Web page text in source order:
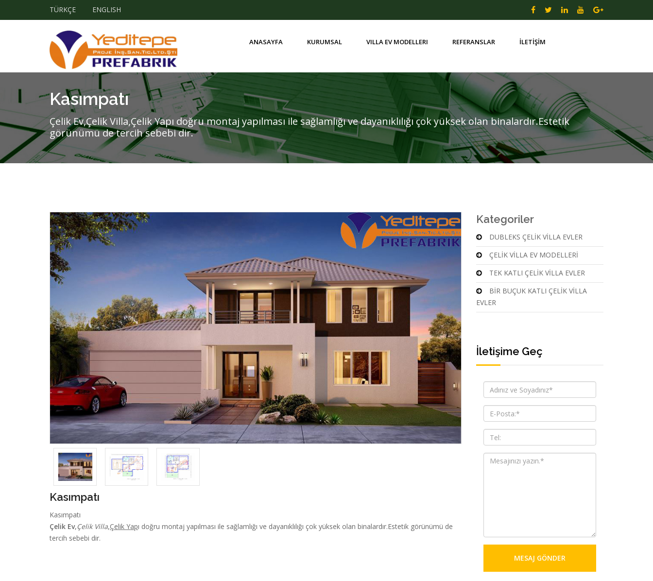
TÜRKÇE ENGLISH
ANASAYFA KURUMSAL VILLA EV MODELLERI REFERANSLAR İLETİŞİM
Kasımpatı
Çelik Ev,Çelik Villa,Çelik Yapı doğru montaj yapılması ile sağlamlığı ve dayanıklılığı çok yüksek olan binalardır.Estetik
görünümü de tercih sebebi dir.
Kasımpatı
Kasımpatı
Çelik Ev,Çelik Villa,Çelik Yapı doğru montaj yapılması ile sağlamlığı ve dayanıklılığı çok yüksek olan binalardır.Estetik görünümü de
tercih sebebi dir.
Kategoriler
DUBLEKS ÇELİK VİLLA EVLER
ÇELİK VİLLA EV MODELLERİ
TEK KATLI ÇELİK VİLLA EVLER
BİR BUÇUK KATLI ÇELİK VİLLA
EVLER
İletişime Geç
MESAJ GÖNDER